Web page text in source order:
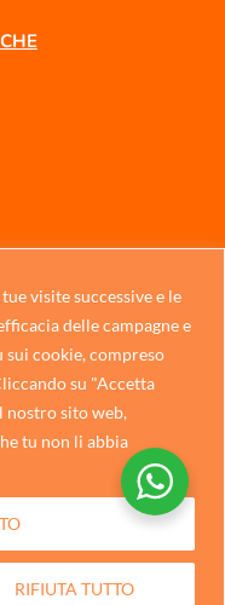
visite successive e le
delle campagne e
sui cookie, compreso
su "Accetta
nostro sito web,
tu non li abbia
RIFIUTA TUTTO
alle 17:00
English
Spanish
Portuguese
German
Chinese